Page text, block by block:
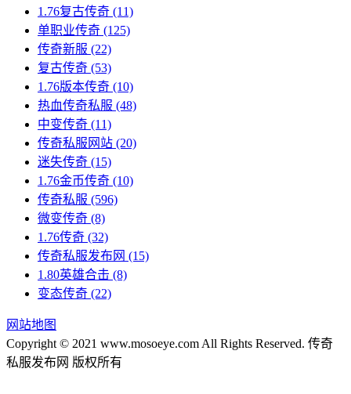
1.76复古传奇 (11)
单职业传奇 (125)
传奇新服 (22)
复古传奇 (53)
1.76版本传奇 (10)
热血传奇私服 (48)
中变传奇 (11)
传奇私服网站 (20)
迷失传奇 (15)
1.76金币传奇 (10)
传奇私服 (596)
微变传奇 (8)
1.76传奇 (32)
传奇私服发布网 (15)
1.80英雄合击 (8)
变态传奇 (22)
网站地图
Copyright © 2021 www.mosoeye.com All Rights Reserved. 传奇
私服发布网 版权所有